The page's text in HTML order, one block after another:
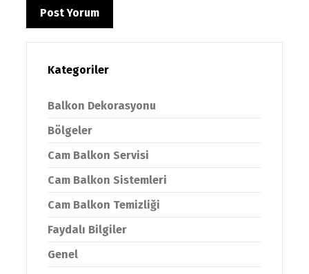
Kategoriler
Balkon Dekorasyonu
Bölgeler
Cam Balkon Servisi
Cam Balkon Sistemleri
Cam Balkon Temizliği
Faydalı Bilgiler
Genel